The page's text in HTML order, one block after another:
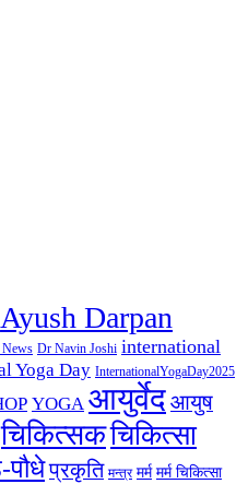
Ayush Darpan
News Dr Navin Joshi international
Yoga Day InternationalYogaDay2025
YOGA आयुर्वेदआयुष
चिकित्सकचिकित्सा
पौधेप्रकृति मन्त्र मर्म मर्म चिकित्सा